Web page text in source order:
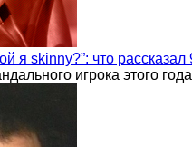
я skinny?”: что рассказал
игрока этого